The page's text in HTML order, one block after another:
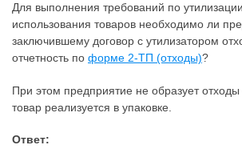
Для выполнения требований по
использования товаров необходимо ли
заключившему договор с утилизатором
отчетность по форме 2-ТП (отходы)?
При этом предприятие не образует отходы
товар реализуется в упаковке.
Ответ: